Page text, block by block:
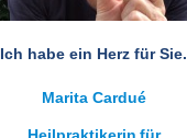
Ich habe ein Herz für Sie.
Marita Cardué